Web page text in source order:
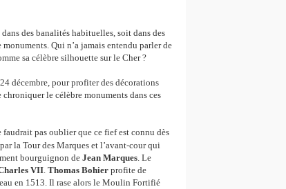
des banalités habituelles, soit dans des
Qui n’a jamais entendu parler de
sa célèbre silhouette sur le Cher ?
décembre, pour profiter des décorations
le célèbre monuments dans ces
pas oublier que ce fief est connu dès
la Tour des Marques et l’avant-cour qui
bourguignon de Jean Marques. Le
VII. Thomas Bohier profite de
en 1513. Il rase alors le Moulin Fortifié